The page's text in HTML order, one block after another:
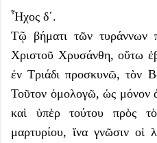
Ἦχος δ΄.
Τῷ βήματι τῶν τυράννων
Χριστοῦ Χρυσάνθη, οὕτω
ἐν Τριάδι προσκυνῶ, τὸν
Τοῦτον ὁμολογῶ, ὡς μόνον
καὶ ὑπὲρ τούτου πρὸς
μαρτυρίου, ἵνα γνῶσιν οἱ